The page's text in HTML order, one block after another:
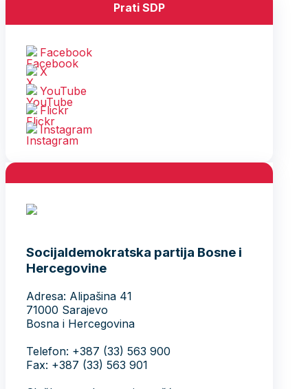
Prati SDP
Facebook
X
YouTube
Flickr
Instagram
Socijaldemokratska partija Bosne i
Hercegovine
Adresa: Alipašina 41
71000 Sarajevo
Bosna i Hercegovina
Telefon: +387 (33) 563 900
Fax: +387 (33) 563 901